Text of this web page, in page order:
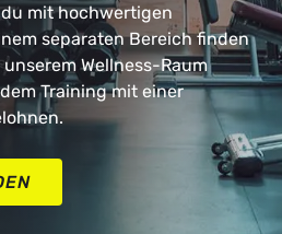
mit hochwertigen
separaten Bereich finden
Wellness-Raum
Training mit einer